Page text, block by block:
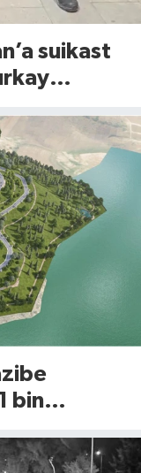
suikast
bin